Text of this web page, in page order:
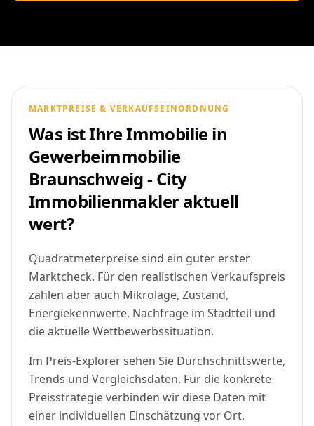
MARKTPREISE & VERKAUFSEINORDNUNG
Was ist Ihre Immobilie in
Gewerbeimmobilie
Braunschweig - City
Immobilienmakler aktuell
wert?
Quadratmeterpreise sind ein guter erster
Marktcheck. Für den realistischen Verkaufspreis
zählen aber auch Mikrolage, Zustand,
Energiekennwerte, Nachfrage im Stadtteil und
die aktuelle Wettbewerbssituation.
Im Preis-Explorer sehen Sie Durchschnittswerte,
Trends und Vergleichsdaten. Für die konkrete
Preisstrategie verbinden wir diese Daten mit
einer individuellen Einschätzung vor Ort.